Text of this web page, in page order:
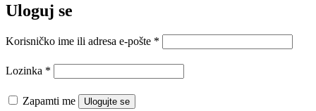
Uloguj se
Korisničko ime ili adresa e-pošte *
Lozinka *
Zapamti me Ulogujte se